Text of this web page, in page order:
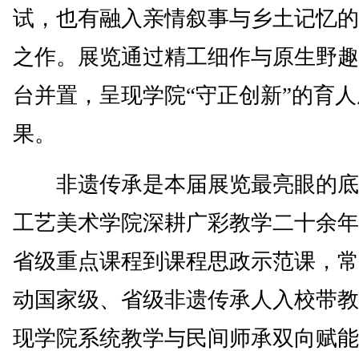
试，也有融入亲情叙事与乡土记忆
之作。展览通过精工细作与原生野
台并置，呈现学院“守正创新”的育
果。
非遗传承是本届展览最亮眼的
工艺美术学院深耕广彩教学二十余
省级重点课程到课程思政示范课，
动国家级、省级非遗传承人入校带
现学院系统教学与民间师承双向赋